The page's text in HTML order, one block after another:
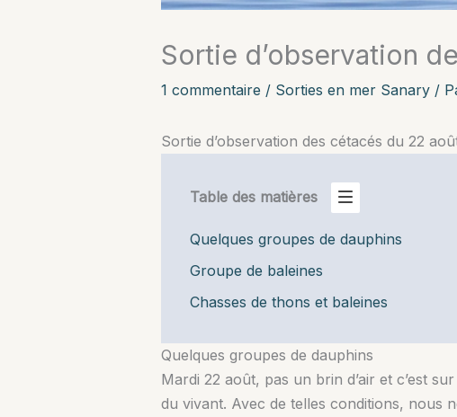
Sortie d’observation
1 commentaire / Sorties en mer Sanary/
Sortie d’observation des cétacés du 22
Table des matières
Quelques groupes de dauphins
Groupe de baleines
Chasses de thons et baleines
Quelques groupes de dauphins
Mardi 22 août, pas un brin d’air et c’est
du vivant. Avec de telles conditions, nous